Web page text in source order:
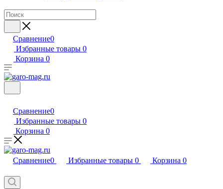
Сравнение0
Избранные товары 0
Корзина 0
Сравнение0
Избранные товары 0
Корзина 0
Сравнение0 Избранные товары 0 Корзина 0